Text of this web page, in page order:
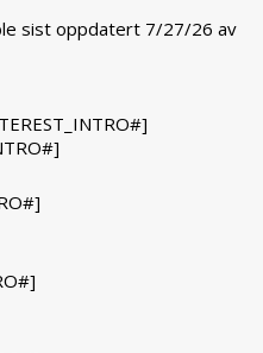
sist oppdatert 7/27/26 av